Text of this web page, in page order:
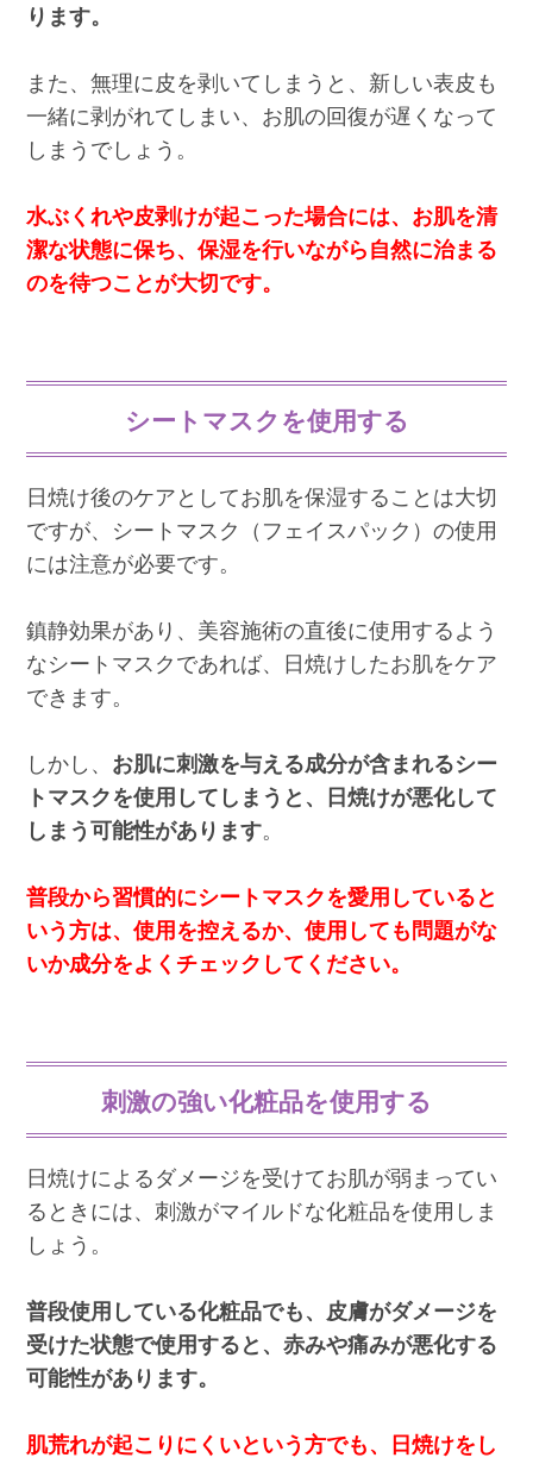
ります。
また、無理に皮を剥いてしまうと、新しい表皮も
一緒に剥がれてしまい、お肌の回復が遅くなって
しまうでしょう。
水ぶくれや皮剥けが起こった場合には、お肌を清
潔な状態に保ち、保湿を行いながら自然に治まる
のを待つことが大切です。
シートマスクを使用する
日焼け後のケアとしてお肌を保湿することは大切
ですが、シートマスク（フェイスパック）の使用
には注意が必要です。
鎮静効果があり、美容施術の直後に使用するよう
なシートマスクであれば、日焼けしたお肌をケア
できます。
しかし、 お肌に刺激を与える成分が含まれるシー
トマスクを使用してしまうと、日焼けが悪化して
しまう可能性があります。
普段から習慣的にシートマスクを愛用していると
いう方は、使用を控えるか、使用しても問題がな
いか成分をよくチェックしてください。
刺激の強い化粧品を使用する
日焼けによるダメージを受けてお肌が弱まってい
るときには、刺激がマイルドな化粧品を使用しま
しょう。
普段使用している化粧品でも、皮膚がダメージを
受けた状態で使用すると、赤みや痛みが悪化する
可能性があります。
肌荒れが起こりにくいという方でも、日焼けをし